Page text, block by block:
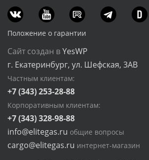
Положение о гарантии
Сайт создан вYesWP
г. Екатеринбург, ул. Шефская, 3АВ
Частным клиентам:
+7 (343) 253-28-88
Корпоративным клиентам:
+7 (343) 328-98-88
info@elitegas.ru общие вопросы
cargo@elitegas.ru интернет-магазин